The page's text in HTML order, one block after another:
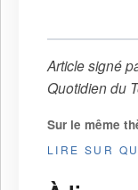
Article signé
Quotidien du
Sur le même
LIRE SUR